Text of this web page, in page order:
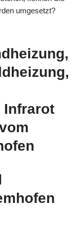
umgesetzt?
Infrarot